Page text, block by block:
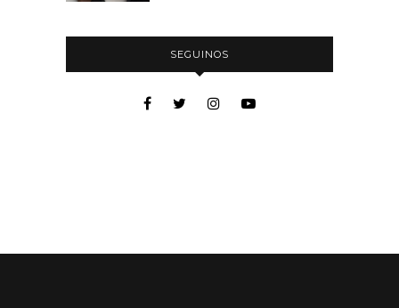
SEGUINOS